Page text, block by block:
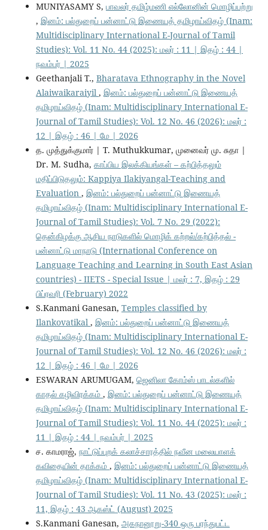
MUNIYASAMY S, பாவலர் தமிழ்மணி எல்லோனின் மொழிப்பற்று
, இனம்: பல்துறைப் பன்னாட்டு இணையத் தமிழாய்விதழ் (Inam:
Multidisciplinary International E-Journal of Tamil
Studies): Vol. 11 No. 44 (2025): மலர் : 11 | இதழ் : 44 |
நவம்பர் | 2025
Geethanjali T., Bharatava Ethnography in the Novel
Alaiwaikaraiyil , இனம்: பல்துறைப் பன்னாட்டு இணையத்
தமிழாய்விதழ் (Inam: Multidisciplinary International E-
Journal of Tamil Studies): Vol. 12 No. 46 (2026): மலர் :
12 | இதழ் : 46 | மே | 2026
த. முத்துக்குமார் | T. Muthukkumar, முனைவர் மு. சுதா |
Dr. M. Sudha, காப்பிய இலக்கியங்கள் – கற்பித்தலும்
மதிப்பிடுதலும்: Kappiya Ilakiyangal-Teaching and
Evaluation , இனம்: பல்துறைப் பன்னாட்டு இணையத்
தமிழாய்விதழ் (Inam: Multidisciplinary International E-
Journal of Tamil Studies): Vol. 7 No. 29 (2022):
தென்கிழக்கு ஆசிய நாடுகளில் மொழிக் கற்றல்/கற்பித்தல் -
பன்னாட்டு மாநாடு (International Conference on
Language Teaching and Learning in South East Asian
countries) - IIETS - Special Issue | மலர் : 7, இதழ் : 29
பிப்ரவரி (February) 2022
S.Kanmani Ganesan, Temples classified by
Ilankovatikal , இனம்: பல்துறைப் பன்னாட்டு இணையத்
தமிழாய்விதழ் (Inam: Multidisciplinary International E-
Journal of Tamil Studies): Vol. 12 No. 46 (2026): மலர் :
12 | இதழ் : 46 | மே | 2026
ESWARAN ARUMUGAM, ஜெனிலா கோம்ஸ் பாடல்களில்
காதல் கழிவிரக்கம் , இனம்: பல்துறைப் பன்னாட்டு இணையத்
தமிழாய்விதழ் (Inam: Multidisciplinary International E-
Journal of Tamil Studies): Vol. 11 No. 44 (2025): மலர் :
11 | இதழ் : 44 | நவம்பர் | 2025
ச. காமராஜ், நாட்டுப்புறக் கலாச்சாரத்தில் நவீன மலையாளக்
கவிதையின் தாக்கம் , இனம்: பல்துறைப் பன்னாட்டு இணையத்
தமிழாய்விதழ் (Inam: Multidisciplinary International E-
Journal of Tamil Studies): Vol. 11 No. 43 (2025): மலர் :
11, இதழ் : 43 ஆகஸ்ட் (August) 2025
S.Kanmani Ganesan, அகநானூறு-340 ஒரு பரந்துபட்ட